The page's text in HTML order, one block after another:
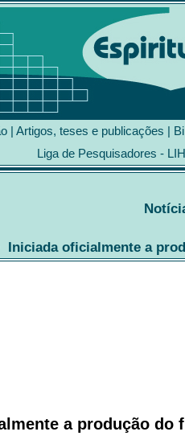
| Artigos, teses e publicações |
Liga de Pesquisadores -
Iniciada oficialmente a
a produção do